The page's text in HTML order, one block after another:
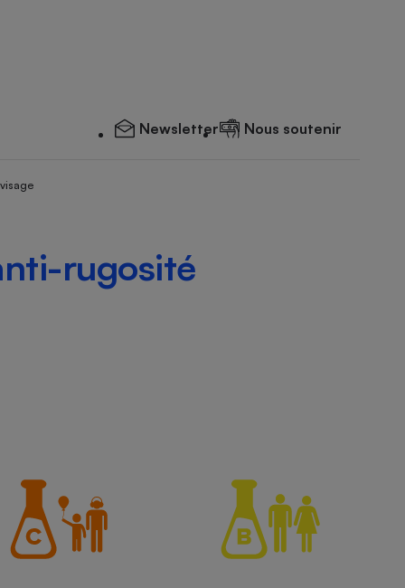
Newsletter Nous soutenir
rugosité